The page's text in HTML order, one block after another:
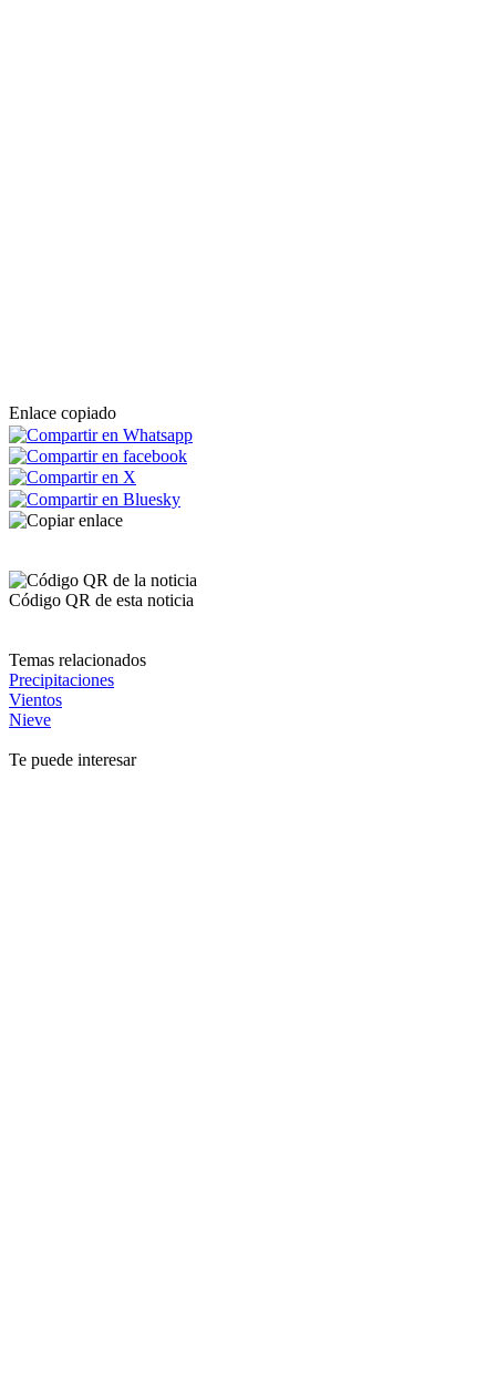
Enlace copiado
Código QR de esta noticia
Temas relacionados
Precipitaciones
Vientos
Nieve
Te puede interesar